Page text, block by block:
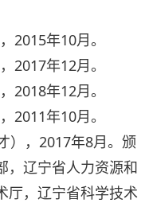
2015年10月。
2017年12月。
2018年12月。
2011年10月。
），2017年8月。颁
，辽宁省人力资源和
厅，辽宁省科学技术